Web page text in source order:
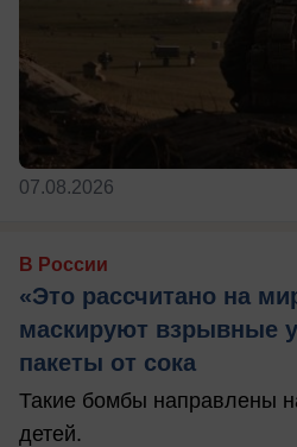
07.08.2026
В России
«Это рассчитано на
маскируют взрывные
пакеты от сока
Такие бомбы направлены
детей.